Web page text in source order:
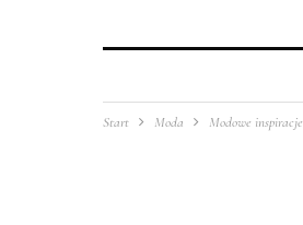
Start Moda Modowe inspiracje